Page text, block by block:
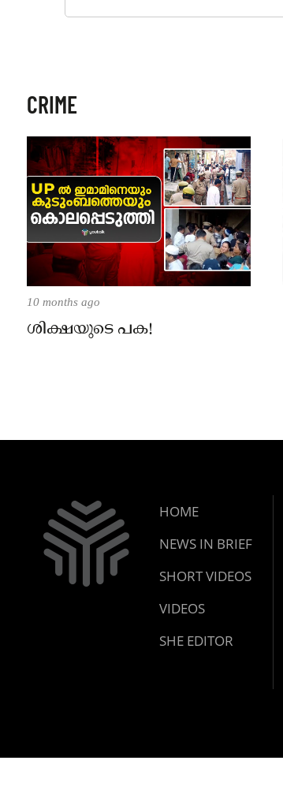
CRIME
10 months ago
ശിക്ഷയുടെ പക!
HOME
NEWS IN BRIEF
SHORT VIDEOS
VIDEOS
SHE EDITOR